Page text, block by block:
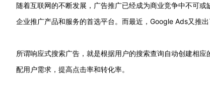
随着互联网的不断发展，广告推广已经成为商业竞争中不可
企业推广产品和服务的首选平台。而最近，Google Ads又推
所谓响应式搜索广告，就是根据用户的搜索查询自动创建相
配用户需求，提高点击率和转化率。